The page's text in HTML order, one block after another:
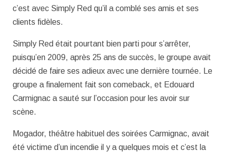
c’est avec Simply Red qu’il a comblé ses amis et ses
clients fidèles.
Simply Red était pourtant bien parti pour s’arrêter,
puisqu’en 2009, après 25 ans de succès, le groupe avait
décidé de faire ses adieux avec une dernière tournée. Le
groupe a finalement fait son comeback, et Edouard
Carmignac a sauté sur l’occasion pour les avoir sur
scène.
Mogador, théâtre habituel des soirées Carmignac, avait
été victime d’un incendie il y a quelques mois et c’est la